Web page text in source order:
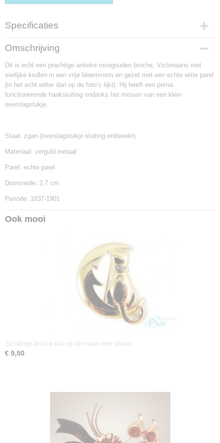
Specificaties
Productcode
BR539
Omschrijving
Dit is echt een prachtige antieke rosegouden broche, Victoriaans met
sierlijke krullen in een vrije bloemvorm en gezet met een echte witte parel
(in het echt witter dan op de foto’s lijkt). Hij heeft een prima
functionerende haaksluiting ondanks het missen van een klein
overslagstukje.
Staat: zgan (overslagstukje sluiting ontbreekt)
Materiaal: verguld metaal
Parel: echte parel
Doorsnede: 2,7 cm
Periode: 1837-1901
Ook mooi
Schattige broche kat op de maan met strass
€ 9,50